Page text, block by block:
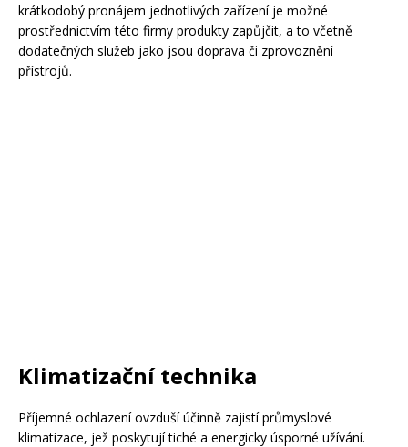
krátkodobý pronájem jednotlivých zařízení je možné
prostřednictvím této firmy produkty zapůjčit, a to včetně
dodatečných služeb jako jsou doprava či zprovoznění
přístrojů.
Klimatizační technika
Příjemné ochlazení ovzduší účinně zajistí průmyslové
klimatizace, jež poskytují tiché a energicky úsporné užívání.